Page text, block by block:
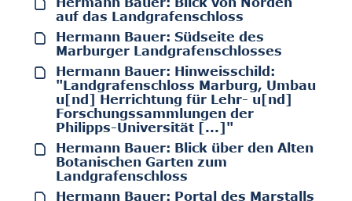
auf das Landgrafenschloss
Hermann Bauer: Südseite des
Marburger Landgrafenschlosses
Hermann Bauer: Hinweisschild:
"Landgrafenschloss Marburg, Umbau
u[nd] Herrichtung für Lehr- u[nd]
Forschungssammlungen der
Philipps-Universität [...]"
Hermann Bauer: Blick über den Alten
Botanischen Garten zum
Landgrafenschloss
Hermann Bauer: Portal des Marstalls